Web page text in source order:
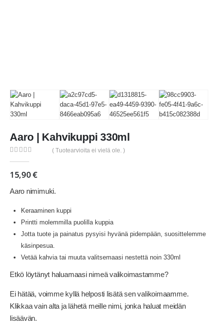
Aaro | Kahvikuppi 330ml
( Tuotearvioita ei vielä ole. )
15,90€
Aaro nimimuki.
Keraaminen kuppi
Printti molemmilla puolilla kuppia
Jotta tuote ja painatus pysyisi hyvänä pidempään, suosittelemme
käsinpesua.
Vetää kahvia tai muuta valitsemaasi nestettä noin 330ml
Etkö löytänyt haluamaasi nimeä valikoimastamme?
Ei hätää, voimme kyllä helposti lisätä sen valikoimaamme.
Klikkaa vain alta ja lähetä meille nimi, jonka haluat meidän
lisäävän.